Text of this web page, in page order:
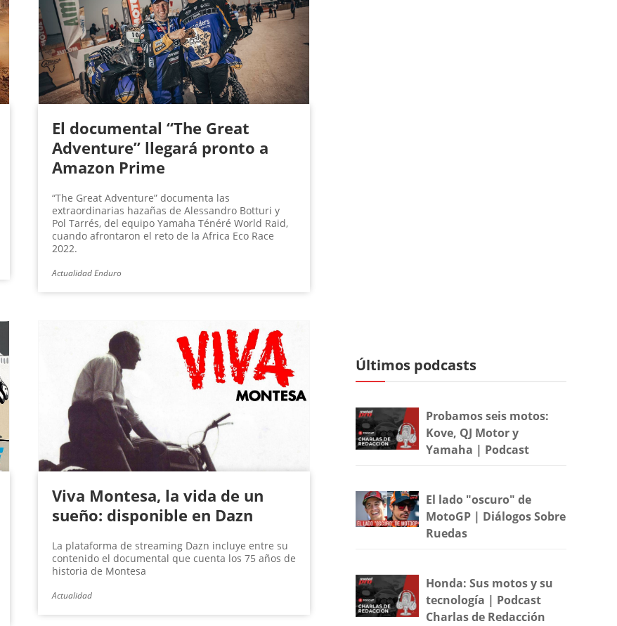
El documental “The Great
Adventure” llegará pronto a
Amazon Prime
“The Great Adventure” documenta las
extraordinarias hazañas de Alessandro Botturi y
Pol Tarrés, del equipo Yamaha Ténéré World Raid,
cuando afrontaron el reto de la Africa Eco Race
2022.
Actualidad Enduro
Viva Montesa, la vida de un
sueño: disponible en Dazn
La plataforma de streaming Dazn incluye entre su
contenido el documental que cuenta los 75 años de
historia de Montesa
Actualidad
Últimos podcasts
Probamos seis motos:
Kove, QJ Motor y
Yamaha | Podcast
El lado "oscuro" de
MotoGP | Diálogos Sobre
Ruedas
Honda: Sus motos y su
tecnología | Podcast
Charlas de Redacción